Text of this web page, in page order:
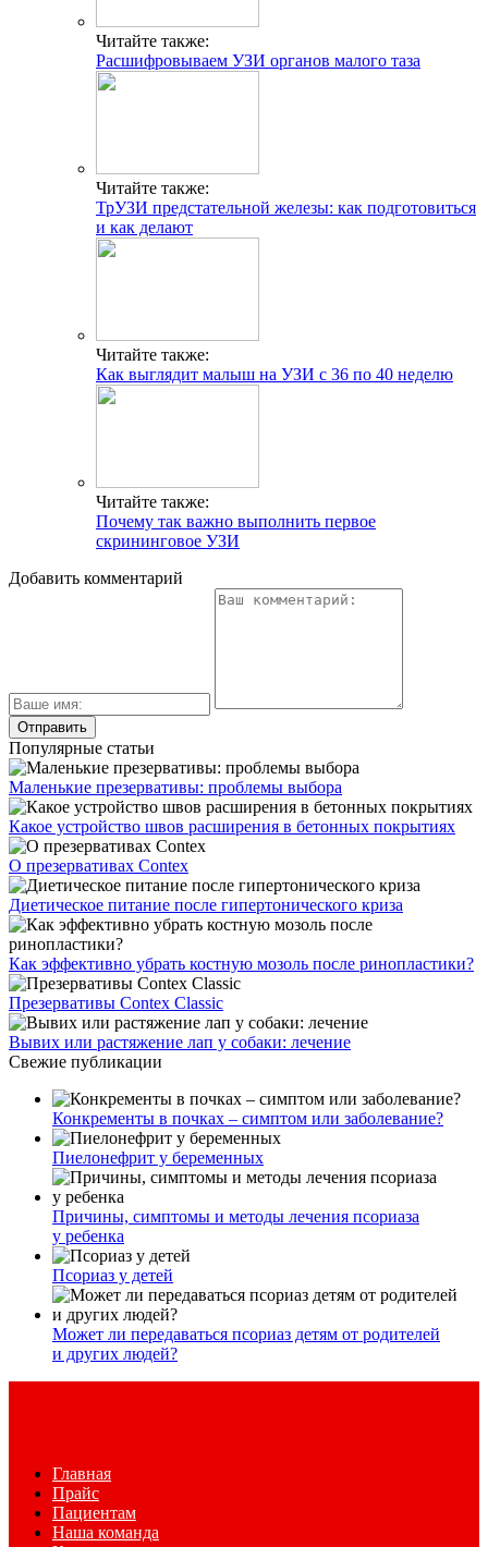
Читайте также:
Расшифровываем УЗИ органов малого таза
Читайте также:
ТрУЗИ предстательной железы: как подготовиться
и как делают
Читайте также:
Как выглядит малыш на УЗИ с 36 по 40 неделю
Читайте также:
Почему так важно выполнить первое
скрининговое УЗИ
Добавить комментарий
Популярные статьи
Маленькие презервативы: проблемы выбора
Какое устройство швов расширения в бетонных покрытиях
О презервативах Contex
Диетическое питание после гипертонического криза
Как эффективно убрать костную мозоль после ринопластики?
Презервативы Contex Classic
Вывих или растяжение лап у собаки: лечение
Свежие публикации
Конкременты в почках – симптом или заболевание?
Пиелонефрит у беременных
Причины, симптомы и методы лечения псориаза
у ребенка
Псориаз у детей
Может ли передаваться псориаз детям от родителей
и других людей?
Главная
Прайс
Пациентам
Наша команда